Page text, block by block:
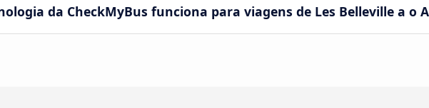
da CheckMyBus funciona para viagens de Les Belleville a o